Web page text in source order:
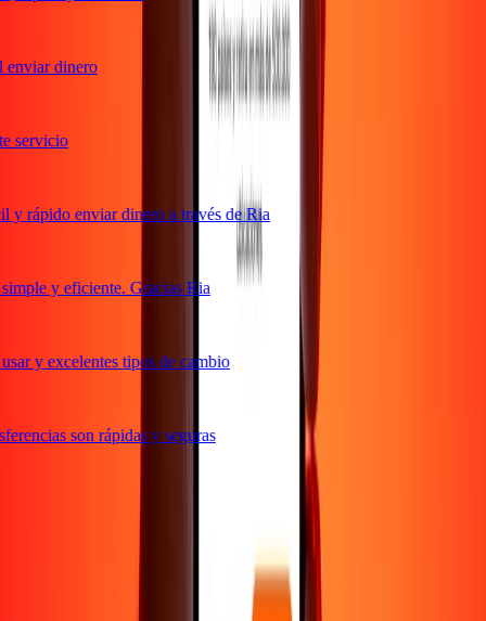
dinero
rápido enviar dinero a través de Ria
y eficiente. Gracias Ria
y excelentes tipos de cambio
son rápidas y seguras